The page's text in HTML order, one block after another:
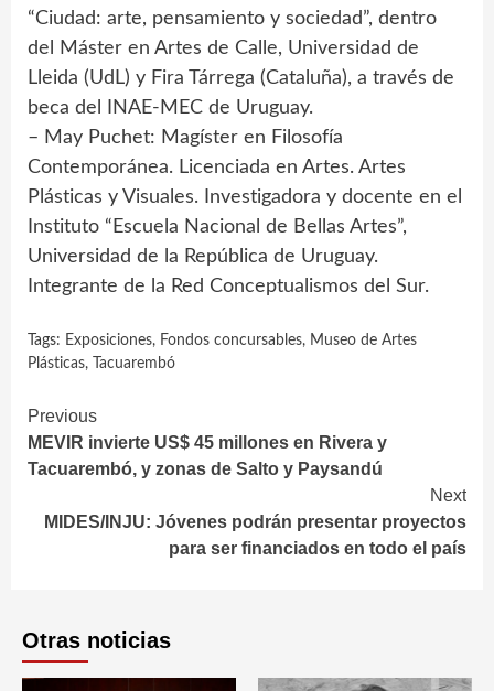
“Ciudad: arte, pensamiento y sociedad”, dentro
del Máster en Artes de Calle, Universidad de
Lleida (UdL) y Fira Tárrega (Cataluña), a través de
beca del INAE-MEC de Uruguay.
– May Puchet: Magíster en Filosofía
Contemporánea. Licenciada en Artes. Artes
Plásticas y Visuales. Investigadora y docente en el
Instituto “Escuela Nacional de Bellas Artes”,
Universidad de la República de Uruguay.
Integrante de la Red Conceptualismos del Sur.
Tags: Exposiciones, Fondos concursables, Museo de Artes
Plásticas, Tacuarembó
Continue
Reading
Previous
MEVIR invierte US$ 45 millones en Rivera y
Tacuarembó, y zonas de Salto y Paysandú
Next
MIDES/INJU: Jóvenes podrán presentar proyectos
para ser financiados en todo el país
Otras noticias